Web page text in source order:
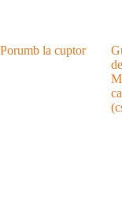
Porumb la cuptor